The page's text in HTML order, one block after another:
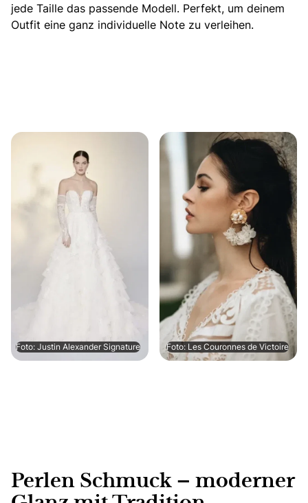
jede Taille das passende Modell. Perfekt, um deinem
Outfit eine ganz individuelle Note zu verleihen.
Foto: Justin Alexander Signature Foto: Les Couronnes de Victoire
Perlen Schmuck – moderner